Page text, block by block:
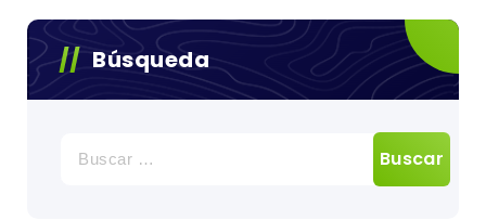
Búsqueda